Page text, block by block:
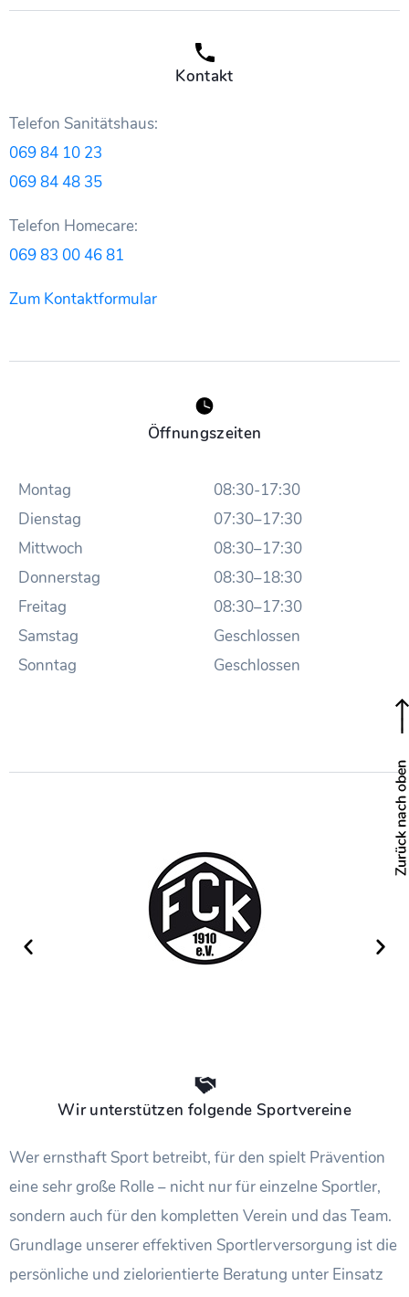
Kontakt
Telefon Sanitätshaus:
069 84 10 23
069 84 48 35
Telefon Homecare:
069 83 00 46 81
Zum Kontaktformular
Öffnungszeiten
Montag
Dienstag
Mittwoch
Donnerstag
Freitag
Samstag
Sonntag
08:30-17:30
07:30–17:30
08:30–17:30
08:30–18:30
08:30–17:30
Geschlossen
Geschlossen
Wir unterstützen folgende Sportvereine
Wer ernsthaft Sport betreibt, für den spielt Prävention
eine sehr große Rolle – nicht nur für einzelne Sportler,
sondern auch für den kompletten Verein und das Team.
Grundlage unserer effektiven Sportlerversorgung ist die
persönliche und zielorientierte Beratung unter Einsatz